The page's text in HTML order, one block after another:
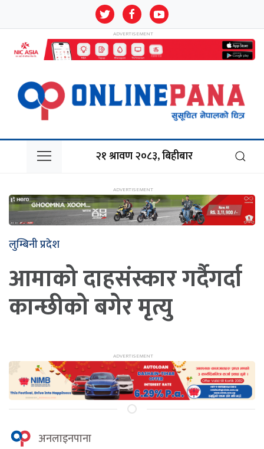
२१ श्रावण २०८३, बिहीबार
लुम्बिनी प्रदेश
आमाको दाहसंस्कार गर्दैगर्दा
कान्छीको बगेर मृत्यु
अनलाइनपाना